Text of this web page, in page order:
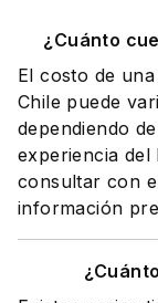
¿Cuánto
El costo de
Chile puede
dependiendo
experiencia del
consultar con
información